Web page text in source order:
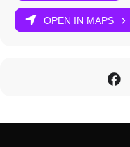
OPEN IN MAPS